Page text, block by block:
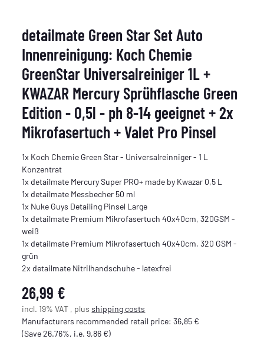
detailmate Green Star Set Auto
Innenreinigung: Koch Chemie
GreenStar Universalreiniger 1L +
KWAZAR Mercury Sprühflasche Green
Edition - 0,5l - ph 8-14 geeignet + 2x
Mikrofasertuch + Valet Pro Pinsel
1x Koch Chemie Green Star - Universalreinniger - 1 L
Konzentrat
1x detailmate Mercury Super PRO+ made by Kwazar 0,5 L
1x detailmate Messbecher 50 ml
1x Nuke Guys Detailing Pinsel Large
1x detailmate Premium Mikrofasertuch 40x40cm, 320GSM -
weiß
1x detailmate Premium Mikrofasertuch 40x40cm, 320 GSM -
grün
2x detailmate Nitrilhandschuhe - latexfrei
26,99 €
incl. 19% VAT , plusshipping costs
Manufacturers recommended retail price:36,85 €
(Save26.76%, i.e.9,86 €)